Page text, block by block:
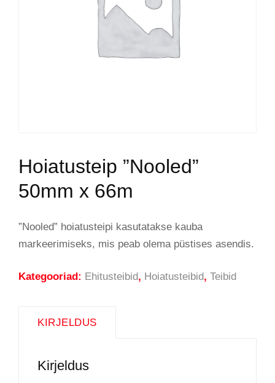
Hoiatusteip ”Nooled”
50mm x 66m
”Nooled” hoiatusteipi kasutatakse kauba
markeerimiseks, mis peab olema püstises asendis.
Kategooriad: Ehitusteibid, Hoiatusteibid, Teibid
KIRJELDUS
Kirjeldus